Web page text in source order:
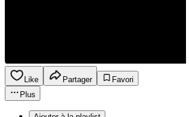
Like Partager
Favori
Plus